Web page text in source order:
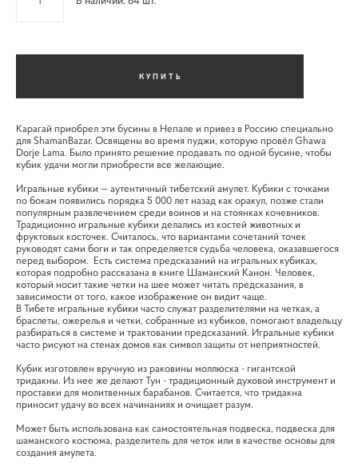
КУПИТЬ
Карагай приобрел эти бусины в Непале и привез в Россию специально
для ShamanBazar. Освящены во время пуджи, которую провёл Ghawa
Dorje Lama. Было принято решение продавать по одной бусине, чтобы
кубик удачи могли приобрести все желающие.
Игральные кубики — аутентичный тибетский амулет. Кубики с точками
по бокам появились порядка 5 000 лет назад как оракул, позже стали
популярным развлечением среди воинов и на стоянках кочевников.
Традиционно игральные кубики делались из костей животных и
фруктовых косточек. Считалось, что вариантами сочетаний точек
руководят сами боги и так определяется судьба человека, оказавшегося
перед выбором. Есть система предсказаний на игральных кубиках,
которая подробно рассказана в книге Шаманский Канон. Человек,
который носит такие четки на шее может читать предсказания, в
зависимости от того, какое изображение он видит чаще.
В Тибете игральные кубики часто служат разделителями на четках, а
браслеты, ожерелья и четки, собранные из кубиков, помогают владельцу
разбираться в системе и трактовании предсказаний. Игральные кубики
часто рисуют на стенах домов как символ защиты от неприятностей.
Кубик изготовлен вручную из раковины моллюска - гигантской
тридакны. Из нее же делают Тун - традиционный духовой инструмент и
проставки для молитвенных барабанов. Считается, что тридакна
приносит удачу во всех начинаниях и очищает разум.
Может быть использована как самостоятельная подвеска, подвеска для
шаманского костюма, разделитель для четок или в качестве основы для
создания амулета.